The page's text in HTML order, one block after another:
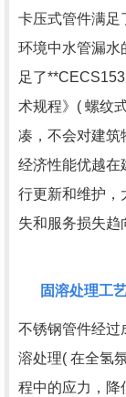
卡压式管件满足
环境中水管漏水
足了
术规程》( 螺纹
凑，不会对建筑
经济性能优越在
行更新和维护，
失和服务损失趋
固溶处理工
不锈钢管件经过
溶处理( 在全氢
程中的应力，降